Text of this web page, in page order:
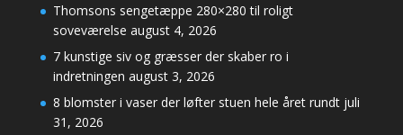
Thomsons sengetæppe 280×280 til roligt
soveværelse august 4, 2026
7 kunstige siv og græsser der skaber ro i
indretningen august 3, 2026
8 blomster i vaser der løfter stuen hele året rundt juli
31, 2026